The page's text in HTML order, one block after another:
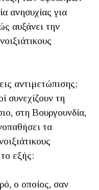
ανησυχίας για
αυξάνει την
αντιμετώπισης;
συνεχίζουν τη
στη Βουργουνδία,
τα
εξής:
ο οποίος, σαν